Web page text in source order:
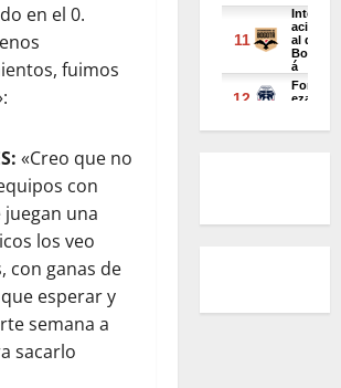
en el 0.
fuimos
«Creo que no
con
una
los veo
con ganas de
esperar y
semana a
sacarlo